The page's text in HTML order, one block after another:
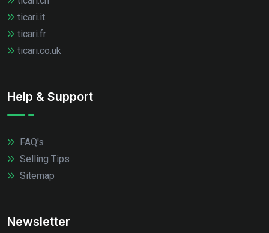
ticari.it
ticari.fr
ticari.co.uk
Help & Support
FAQ's
Selling Tips
Sitemap
Newsletter